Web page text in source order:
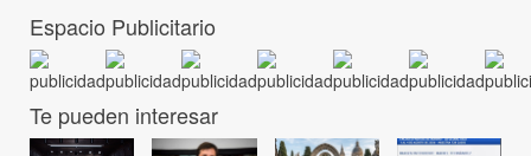
Espacio Publicitario
Te pueden interesar